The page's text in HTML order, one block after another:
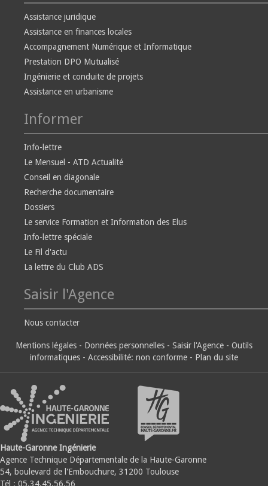
Assistance juridique
Assistance en finances locales
Accompagnement Numérique et Informatique
Prestation DPO Mutualisé
Ingénierie et conduite de projets
Assistance en urbanisme
Informer
Info-lettre
Le Mensuel - ATD Actualité
Conseil en diagonale
Recherche documentaire
Dossiers
Le service Formation et Information des Elus
Info-lettre spéciale
Le Fil d'actu
La lettre du Club ADS
Saisir l'Agence
Nous contacter
Mentions légales - Données personnelles - Saisir l'Agence - Outils
informatiques - Accessibilité: non conforme - Plan du site
Haute-Garonne Ingénierie
Agence Technique Départementale de la Haute-Garonne
54, boulevard de l'Embouchure, 31200 Toulouse
Tél : 05.34.45.56.56